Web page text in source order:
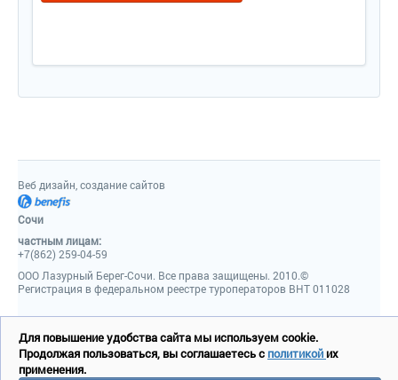
Веб дизайн, создание сайтов
Сочи
частным лицам:
+7(862) 259-04-59
ООО Лазурный Берег-Сочи. Все права защищены. 2010.©
Регистрация в федеральном реестре туроператоров ВНТ 011028
Для повышение удобства сайта мы используем cookie.
Продолжая пользоваться, вы соглашаетесь с политикойих
применения.